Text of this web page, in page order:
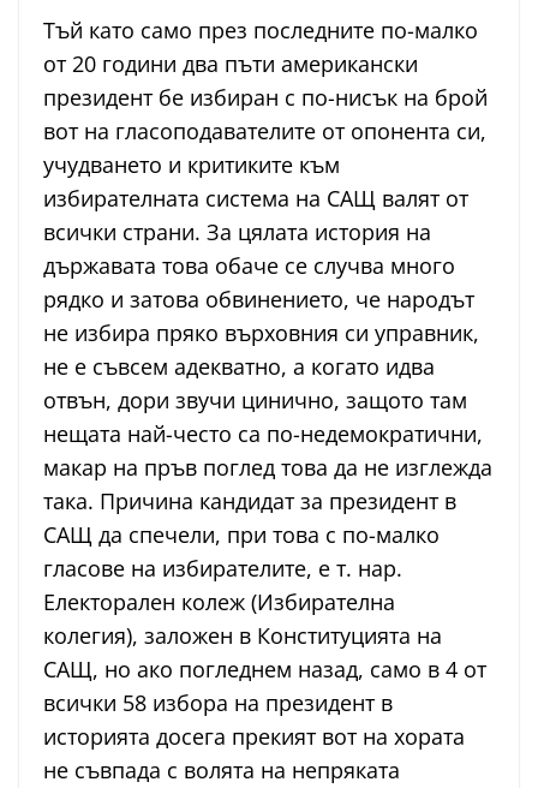
Тъй като само през последните по-малко
от 20 години два пъти американски
президент бе избиран с по-нисък на брой
вот на гласоподавателите от опонента си,
учудването и критиките към
избирателната система на САЩ валят от
всички страни. За цялата история на
държавата това обаче се случва много
рядко и затова обвинението, че народът
не избира пряко върховния си управник,
не е съвсем адекватно, а когато идва
отвън, дори звучи цинично, защото там
нещата най-често са по-недемократични,
макар на пръв поглед това да не изглежда
така. Причина кандидат за президент в
САЩ да спечели, при това с по-малко
гласове на избирателите, е т. нар.
Електорален колеж (Избирателна
колегия), заложен в Конституцията на
САЩ, но ако погледнем назад, само в 4 от
всички 58 избора на президент в
историята досега прекият вот на хората
не съвпада с волята на непряката